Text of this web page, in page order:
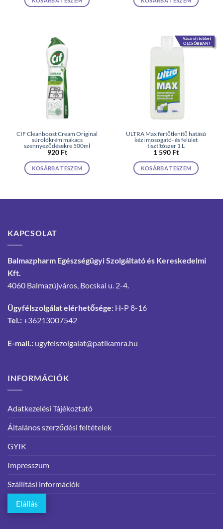
CIF Cleanboost Cream Original
súrolókrém makacs
szennyeződésekre 500ml
920 Ft
KOSÁRBA TESZEM
Vásárolj többet
OLCSÓBBAN!
ULTRA Max fertőtlenítő hatású
kézi mosogató- és felület
tisztítószer 1 L
1 590 Ft
KOSÁRBA TESZEM
KAPCSOLAT
Balmazpharm Egészségügyi Szolgáltató és Kereskedelmi
Kft.
4060 Balmazújváros, Bocskai u. 2-4.
Ügyfélszolgálat elérhetősége: H-P 8-16
Tel.:+36213007542
E-mail.: ugyfelszolgalat@patikamra.hu
INFORMÁCIÓK
Adatkezelési Tájékoztató
Általános szerződési feltételek
GYIK
Impresszum
Szállítási információk
Elállás